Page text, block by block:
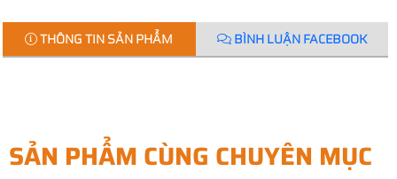
THÔNG TIN SẢN PHẨM BÌNH LUẬN FACEBOOK
SẢN PHẨM CÙNG CHUYÊN MỤC